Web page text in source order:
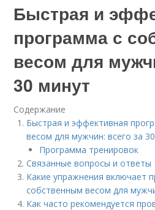
Быстрая и
программа с
весом для
30 минут
Содержание
Быстрая и эффективная
весом для мужчин: всего за
Программа тренировок
Связанные вопросы и ответы
Какие упражнения включает
собственным весом для
Как часто рекомендуется